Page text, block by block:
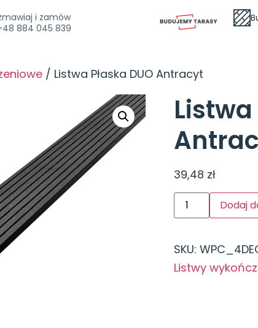
i zamów
884 045 839
/ Listwa Płaska DUO Antracyt
Listwa
39,48 zł
Dodaj
SKU:
Listwy